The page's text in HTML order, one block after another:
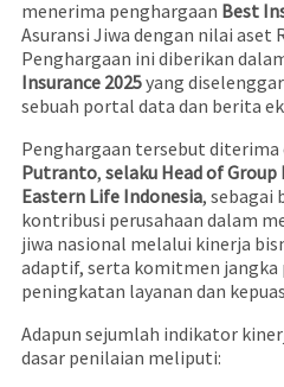
menerima penghargaan Best
Asuransi Jiwa dengan nilai aset
Penghargaan ini diberikan
Insurance 2025yang
sebuah portal data dan berita
Penghargaan tersebut diterima
Putranto, selaku Head of
Eastern Life Indonesia, sebagai
kontribusi perusahaan dalam
jiwa nasional melalui kinerja
adaptif, serta komitmen jangka
peningkatan layanan dan
Adapun sejumlah indikator
dasar penilaian meliputi: